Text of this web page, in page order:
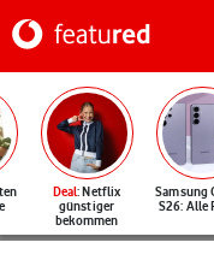
Deal: Netflix
günstiger
bekommen
Samsung
S26: Alle